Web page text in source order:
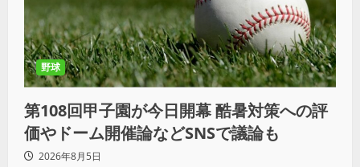
野球
第108回甲子園が今日開幕 酷暑対策への評
価やドーム開催論などSNSで議論も
2026年8月5日